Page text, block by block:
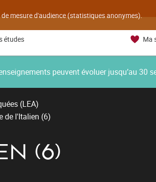
mesure d'audience (statistiques anonymes).
études Ma
peuvent évoluer jusqu’au 30
(LEA)
de l'Italien (6)
(6)